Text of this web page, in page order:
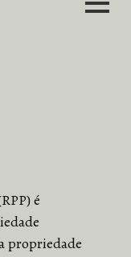
é
propriedade